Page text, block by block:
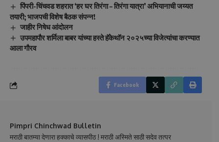
पिंपरी-चिंचवड शहरात ‘हर घर तिरंगा – तिरंगा यात्रा’ अभियानाची जय्यत
तयारी; भाजपची विशेष बैठक संपन्न!
जाहीर निषेध आंदोलन
उपमहापौर शर्मिला बाबर यांच्या हस्ते हॅकेथॉन २०२५च्या विजेत्यांचा करण्यात
आला गौरव
Facebook
Pimpri Chinchwad Bulletin
मराठी बातम्या देणारा हक्काचे व्यासपीठ ! मराठी अस्मिते साठी सदेव तत्पर